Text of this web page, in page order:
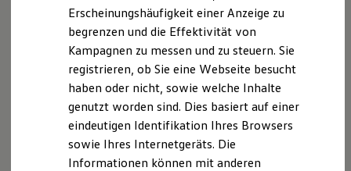
Marke und Erlebnis
Volkswagen R und R Experience
R-Modelle
R Experience
Driving Experience
Volkswagen entdecken
Werkbesichtigung
Lifestyle Shop
T-Roc Kollektion
Golf Kollektion
des Angebots, sondern dienen allein Vergleichszwecken
zwischen den verschiedenen Fahrzeugtypen.
Zusatzausstattungen undZubehör(Anbauteile, Reifenformat
usw.) können relevante Fahrzeugparameter, wie z. B.Gewicht,
Rollwiderstand und Aerodynamik verändern und neben
Witterungs- und Verkehrsbedingungen sowie dem
individuellen Fahrverhalten den Kraftstoffverbrauch, den
Stromverbrauch, die CO₂-Emissionen und die
Fahrleistungswerte eines Fahrzeugs beeinflussen.
Erscheinungshäufigkeit einer Anzeige zu
begrenzen und die Effektivität von
Kampagnen zu messen und zu steuern. Sie
registrieren, ob Sie eine Webseite besucht
haben oder nicht, sowie welche Inhalte
genutzt worden sind. Dies basiert auf einer
eindeutigen Identifikation Ihres Browsers
sowie Ihres Internetgeräts. Die
Informationen können mit anderen